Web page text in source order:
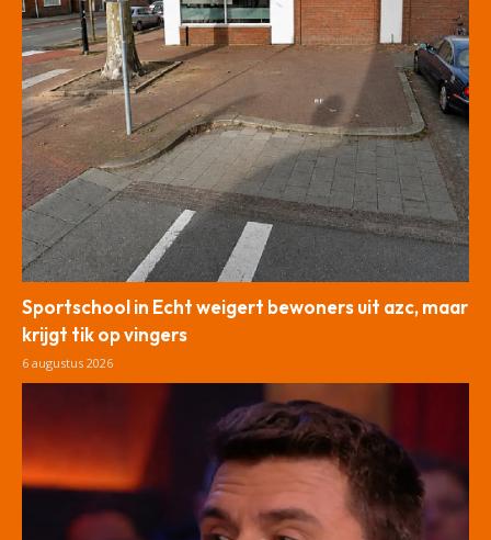
Sportschool in Echt weigert bewoners uit azc, maar
krijgt tik op vingers
6 augustus 2026